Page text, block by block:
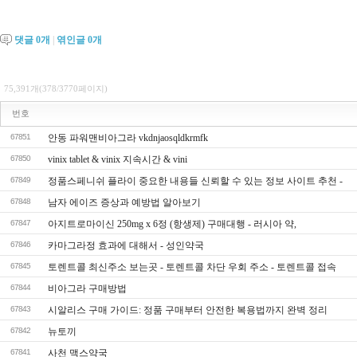
댓글 0개 엮인글 0개
75,391개(378/3770페이지)
번호
67851 안동 파워맨비아그라 vkdnjaosqldkrmfk
67850 vinix tablet & vinix 지속시간 & vini
67849 정품스페니쉬 플라이 중요한 내용들 신뢰할 수 있는 정보 사이트 추천 -
67848 남자 에이즈 증상과 예방법 알아보기
67847 아지트로마이신 250mg x 6정 (항생제) 구매대행 - 러시아 약,
67846 카마그라정 효과에 대해서 - 성인약국
67845 토렌트콜 최신주소 보는곳 - 토렌트콜 차단 우회 주소 - 토렌트콜 접속
67844 비아그라 구매방법
67843 시알리스 구매 가이드: 정품 구매부터 안전한 복용법까지 완벽 정리
67842 뉴토끼
67841 사천 맥스약국